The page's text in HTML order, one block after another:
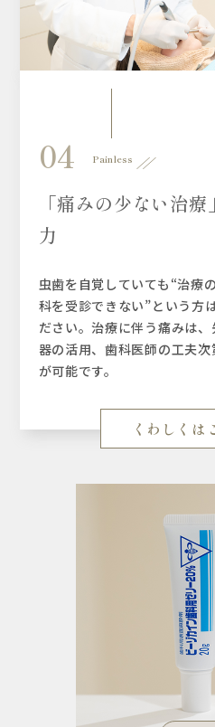
04 Painless
「痛みの少ない治療
力
虫歯を自覚していても“治療
科を受診できない”という方
ださい。治療に伴う痛みは
器の活用、歯科医師の工夫
が可能です。
くわしくは